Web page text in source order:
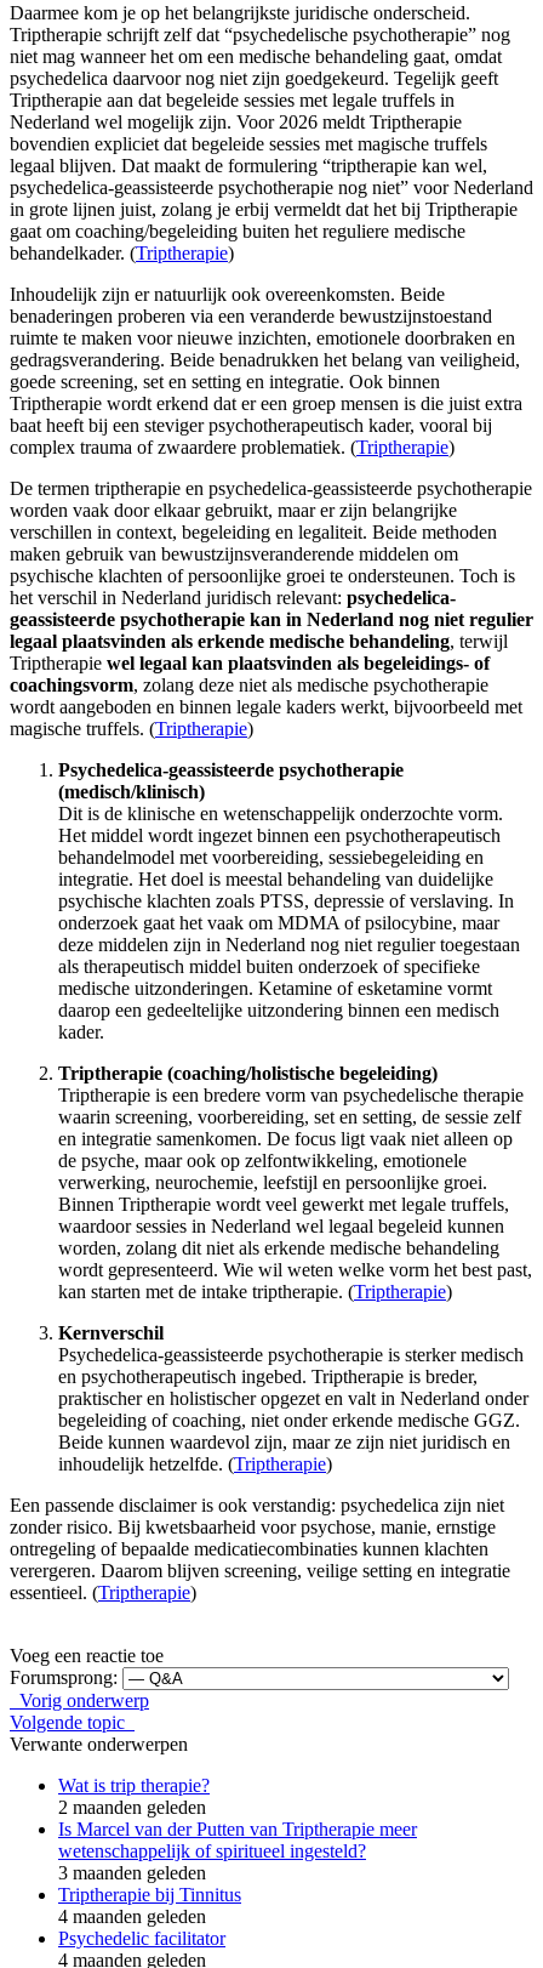
Daarmee kom je op het belangrijkste juridische onderscheid.
Triptherapie schrijft zelf dat “psychedelische psychotherapie” nog
niet mag wanneer het om een medische behandeling gaat, omdat
psychedelica daarvoor nog niet zijn goedgekeurd. Tegelijk geeft
Triptherapie aan dat begeleide sessies met legale truffels in
Nederland wel mogelijk zijn. Voor 2026 meldt Triptherapie
bovendien expliciet dat begeleide sessies met magische truffels
legaal blijven. Dat maakt de formulering “triptherapie kan wel,
psychedelica-geassisteerde psychotherapie nog niet” voor Nederland
in grote lijnen juist, zolang je erbij vermeldt dat het bij Triptherapie
gaat om coaching/begeleiding buiten het reguliere medische
behandelkader. (Triptherapie)
Inhoudelijk zijn er natuurlijk ook overeenkomsten. Beide
benaderingen proberen via een veranderde bewustzijnstoestand
ruimte te maken voor nieuwe inzichten, emotionele doorbraken en
gedragsverandering. Beide benadrukken het belang van veiligheid,
goede screening, set en setting en integratie. Ook binnen
Triptherapie wordt erkend dat er een groep mensen is die juist extra
baat heeft bij een steviger psychotherapeutisch kader, vooral bij
complex trauma of zwaardere problematiek. (Triptherapie)
De termen triptherapie en psychedelica-geassisteerde psychotherapie
worden vaak door elkaar gebruikt, maar er zijn belangrijke
verschillen in context, begeleiding en legaliteit. Beide methoden
maken gebruik van bewustzijnsveranderende middelen om
psychische klachten of persoonlijke groei te ondersteunen. Toch is
het verschil in Nederland juridisch relevant: psychedelica-
geassisteerde psychotherapie kan in Nederland nog niet regulier
legaal plaatsvinden als erkende medische behandeling, terwijl
Triptherapie wel legaal kan plaatsvinden als begeleidings- of
coachingsvorm, zolang deze niet als medische psychotherapie
wordt aangeboden en binnen legale kaders werkt, bijvoorbeeld met
magische truffels. (Triptherapie)
Psychedelica-geassisteerde psychotherapie
(medisch/klinisch)
Dit is de klinische en wetenschappelijk onderzochte vorm.
Het middel wordt ingezet binnen een psychotherapeutisch
behandelmodel met voorbereiding, sessiebegeleiding en
integratie. Het doel is meestal behandeling van duidelijke
psychische klachten zoals PTSS, depressie of verslaving. In
onderzoek gaat het vaak om MDMA of psilocybine, maar
deze middelen zijn in Nederland nog niet regulier toegestaan
als therapeutisch middel buiten onderzoek of specifieke
medische uitzonderingen. Ketamine of esketamine vormt
daarop een gedeeltelijke uitzondering binnen een medisch
kader.
Triptherapie (coaching/holistische begeleiding)
Triptherapie is een bredere vorm van psychedelische therapie
waarin screening, voorbereiding, set en setting, de sessie zelf
en integratie samenkomen. De focus ligt vaak niet alleen op
de psyche, maar ook op zelfontwikkeling, emotionele
verwerking, neurochemie, leefstijl en persoonlijke groei.
Binnen Triptherapie wordt veel gewerkt met legale truffels,
waardoor sessies in Nederland wel legaal begeleid kunnen
worden, zolang dit niet als erkende medische behandeling
wordt gepresenteerd. Wie wil weten welke vorm het best past,
kan starten met de intake triptherapie. (Triptherapie)
Kernverschil
Psychedelica-geassisteerde psychotherapie is sterker medisch
en psychotherapeutisch ingebed. Triptherapie is breder,
praktischer en holistischer opgezet en valt in Nederland onder
begeleiding of coaching, niet onder erkende medische GGZ.
Beide kunnen waardevol zijn, maar ze zijn niet juridisch en
inhoudelijk hetzelfde. (Triptherapie)
Een passende disclaimer is ook verstandig: psychedelica zijn niet
zonder risico. Bij kwetsbaarheid voor psychose, manie, ernstige
ontregeling of bepaalde medicatiecombinaties kunnen klachten
verergeren. Daarom blijven screening, veilige setting en integratie
essentieel. (Triptherapie)
Voeg een reactie toe
Forumsprong:
Vorig onderwerp
Volgende topic
Verwante onderwerpen
Wat is trip therapie?
2 maanden geleden
Is Marcel van der Putten van Triptherapie meer
wetenschappelijk of spiritueel ingesteld?
3 maanden geleden
Triptherapie bij Tinnitus
4 maanden geleden
Psychedelic facilitator
4 maanden geleden